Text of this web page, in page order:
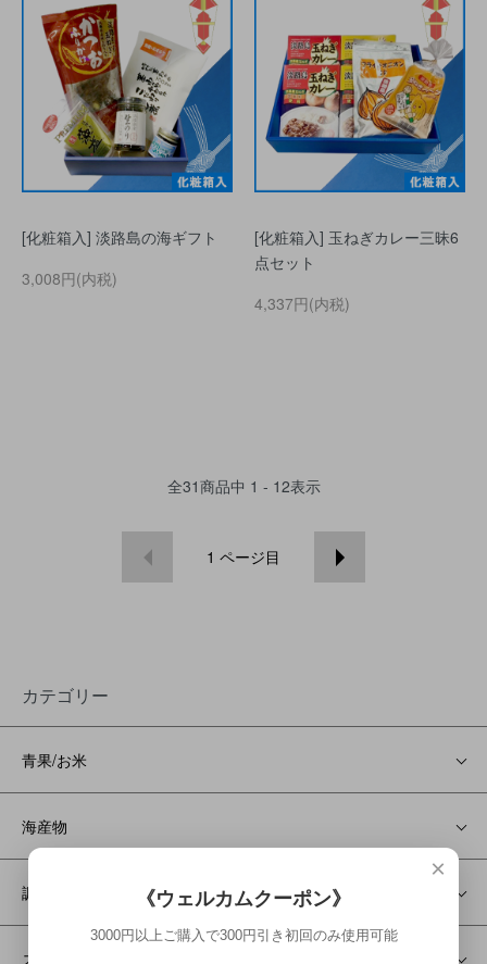
[化粧箱入] 淡路島の海ギフト
3,008円(内税)
[化粧箱入] 玉ねぎカレー三昧6
点セット
4,337円(内税)
全31商品中 1 - 12表示
1 ページ目
カテゴリー
青果/お米
海産物
調味料
スープ
×
《ウェルカムクーポン》
3000円以上ご購入で300円引き初回のみ使用可能